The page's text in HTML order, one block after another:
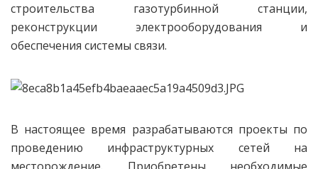
строительства газотурбинной станции,
реконструкции электрооборудования и
обеспечения системы связи.
В настоящее время разрабатываются проекты по
проведению инфраструктурных сетей на